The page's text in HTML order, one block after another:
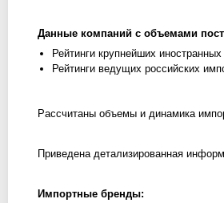
Данные компаний с объемами
Рейтинги крупнейших
Рейтинги ведущих российских
Рассчитаны объемы и динамика
Приведена детализированная
Импортные бренды: